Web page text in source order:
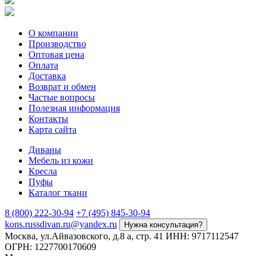
О компании
Производство
Оптовая цена
Оплата
Доставка
Возврат и обмен
Частые вопросы
Полезная информация
Контакты
Карта сайта
Диваны
Мебель из кожи
Кресла
Пуфы
Каталог ткани
8 (800) 222-30-94 +7 (495) 845-30-94
kons.russdivan.ru@yandex.ru
Нужна консультация?
Москва, ул.Айвазовского, д.8 а, стр. 41 ИНН: 9717112547
ОГРН: 1227700170609